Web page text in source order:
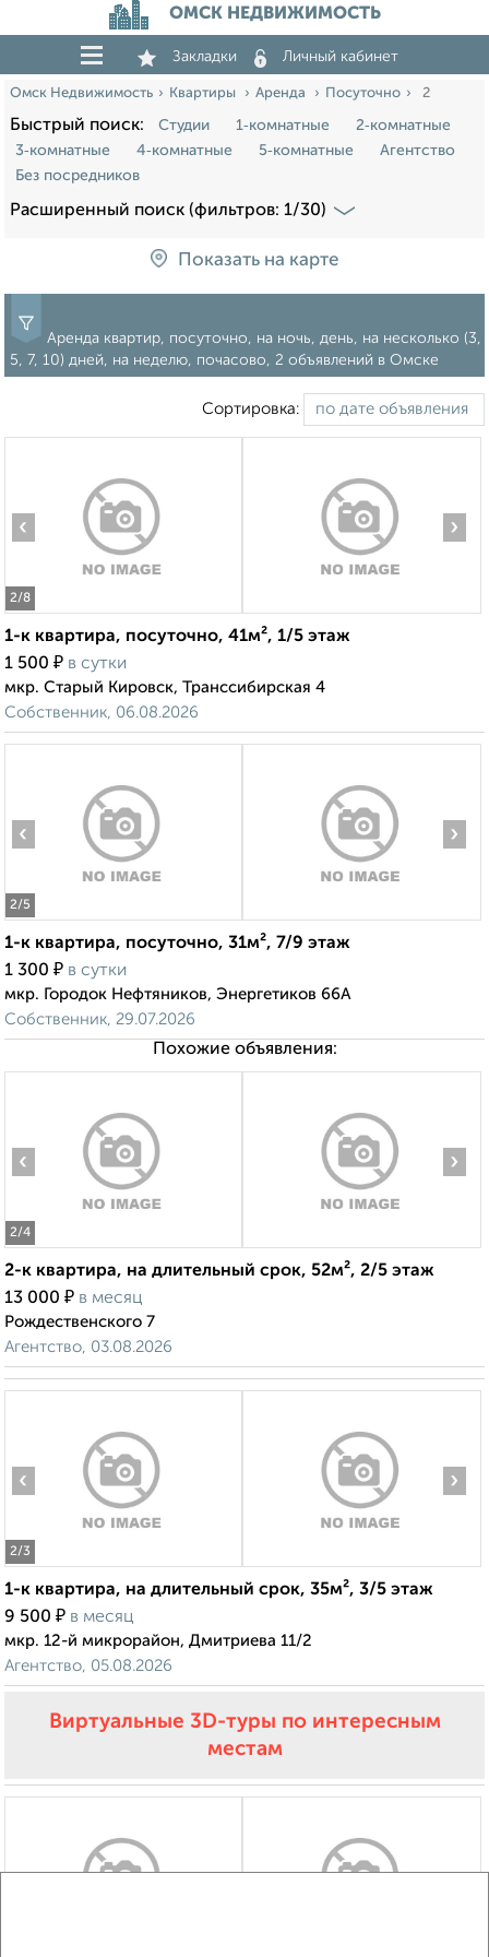
ОМСК НЕДВИЖИМОСТЬ
Закладки Личный кабинет
Омск Недвижимость Квартиры Аренда Посуточно 2
Быстрый поиск: Студии 1‑комнатные
2‑комнатные
3‑комнатные
4‑комнатные 5‑комнатные
Агентство
Без посредников
Расширенный поиск (фильтров: 1/30)
Показать на карте
Аренда квартир, посуточно, на ночь, день, на несколько (3,
5, 7, 10) дней, на неделю, почасово, 2 объявлений в Омске
Сортировка:
2/8
‹ ›
1-к квартира, посуточно, 41м², 1/5 этаж
1 500 ₽ в сутки
мкр. Старый Кировск, Транссибирская 4
Собственник, 06.08.2026
2/5
‹ ›
1-к квартира, посуточно, 31м², 7/9 этаж
1 300 ₽ в сутки
мкр. Городок Нефтяников, Энергетиков 66А
Собственник, 29.07.2026
Похожие объявления:
2/4
‹ ›
2-к квартира, на длительный срок, 52м², 2/5 этаж
13 000 ₽ в месяц
Рождественского 7
Агентство, 03.08.2026
2/3
‹ ›
1-к квартира, на длительный срок, 35м², 3/5 этаж
9 500 ₽ в месяц
мкр. 12-й микрорайон, Дмитриева 11/2
Агентство, 05.08.2026
Виртуальные 3D-туры по интересным
местам